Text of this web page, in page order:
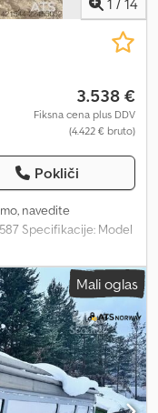
3.538 €
Fiksna cena plus DDV
(4.422 € bruto)
Pokliči
navedite
Specifikacije: Model
123 Model: 113 Hytte
blaga Dodpfjzqk
ATS Norway.Mali oglas